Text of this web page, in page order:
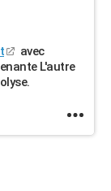
avec
L'autre